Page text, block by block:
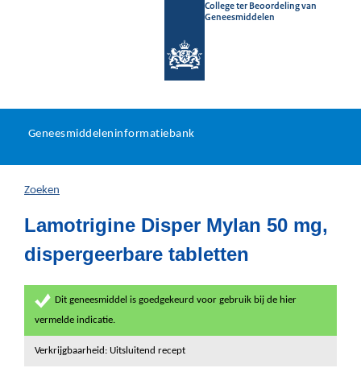
College ter Beoordeling van
Geneesmiddelen
U
hier:
Geneesmiddeleninformatiebank
Zoeken
Lamotrigine Disper Mylan 50 mg,
dispergeerbare tabletten
Dit geneesmiddel is goedgekeurd voor gebruik bij de hier
vermelde indicatie.
Verkrijgbaarheid: Uitsluitend recept